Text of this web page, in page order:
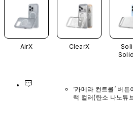
AirX ClearX
‘카메라 컨트롤’ 버
랙 컬러(탄소 나노튜